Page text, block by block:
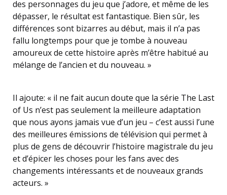
des personnages du jeu que j’adore, et même de les
dépasser, le résultat est fantastique. Bien sûr, les
différences sont bizarres au début, mais il n’a pas
fallu longtemps pour que je tombe à nouveau
amoureux de cette histoire après m’être habitué au
mélange de l’ancien et du nouveau. »
Il ajoute: « il ne fait aucun doute que la série The Last
of Us n’est pas seulement la meilleure adaptation
que nous ayons jamais vue d’un jeu – c’est aussi l’une
des meilleures émissions de télévision qui permet à
plus de gens de découvrir l’histoire magistrale du jeu
et d’épicer les choses pour les fans avec des
changements intéressants et de nouveaux grands
acteurs. »